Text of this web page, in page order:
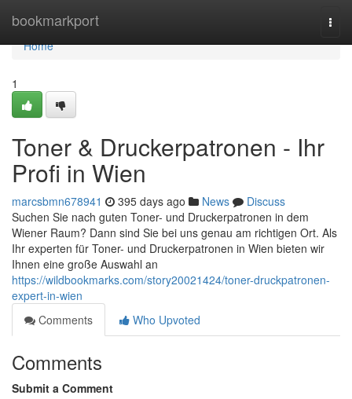
bookmarkport
Home
Home
1
Toner & Druckerpatronen - Ihr
Profi in Wien
marcsbmn678941 395 days ago News
Discuss
Suchen Sie nach guten Toner- und Druckerpatronen in dem
Wiener Raum? Dann sind Sie bei uns genau am richtigen Ort. Als
Ihr experten für Toner- und Druckerpatronen in Wien bieten wir
Ihnen eine große Auswahl an
https://wildbookmarks.com/story20021424/toner-druckpatronen-
expert-in-wien
Comments
Who Upvoted
Comments
Submit a Comment